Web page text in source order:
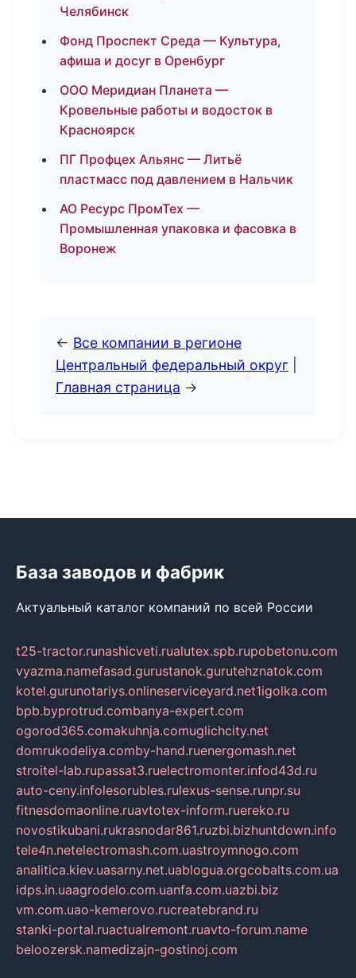
Челябинск
Фонд Проспект Среда — Культура,
афиша и досуг в Оренбург
ООО Меридиан Планета —
Кровельные работы и водосток в
Красноярск
ПГ Профцех Альянс — Литьё
пластмасс под давлением в Нальчик
АО Ресурс ПромТех —
Промышленная упаковка и фасовка в
Воронеж
← Все компании в регионе
Центральный федеральный округ
Главная страница →
База заводов и фабрик
Актуальный каталог компаний по всей России
t25-tractor.runashicveti.rualutex.spb.rupobetonu.com
vyazma.namefasad.gurustanok.gurutehznatok.com
kotel.gurunotariys.onlineserviceyard.net1igolka.com
bpb.byprotrud.combanya-expert.com
ogorod365.comakuhnja.comuglichcity.net
domrukodeliya.comby-hand.ruenergomash.net
stroitel-lab.rupassat3.ruelectromonter.infod43d.ru
auto-ceny.infolesorubles.rulexus-sense.runpr.su
fitnesdomaonline.ruavtotex-inform.ruereko.ru
novostikubani.rukrasnodar861.ruzbi.bizhuntdown.info
tele4n.netelectromash.com.uastroymnogo.com
analitica.kiev.uasarny.net.uablogua.orgcobalts.com.ua
idps.in.uaagrodelo.com.uanfa.com.uazbi.biz
vm.com.uao-kemerovo.rucreatebrand.ru
stanki-portal.ruactualremont.ruavto-forum.name
beloozersk.namedizajn-gostinoj.com